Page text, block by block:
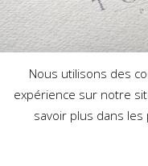
Nous utilisons des
expérience sur notre
savoir plus dans